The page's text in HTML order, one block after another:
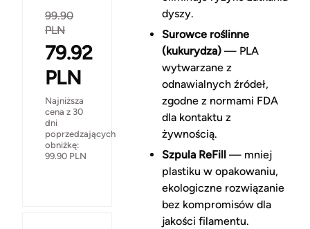
99.90
PLN
79.92
PLN
Najniższa
cena z 30
dni
poprzedzających
obniżkę:
99.90 PLN
dyszy.
Surowce roślinne
(kukurydza)— PLA
wytwarzane z
odnawialnych źródeł,
zgodne z normami FDA
dla kontaktu z
żywnością.
Szpula ReFill— mniej
plastiku w opakowaniu,
ekologiczne rozwiązanie
bez kompromisów dla
jakości filamentu.